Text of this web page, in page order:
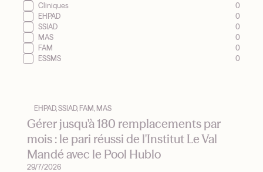
Cliniques
0
EHPAD
0
SSIAD
0
MAS
0
FAM
0
ESSMS
0
EHPAD, SSIAD, FAM, MAS
Gérer jusqu'à 180 remplacements par
mois : le pari réussi de l'Institut Le Val
Mandé avec le Pool Hublo
29/7/2026